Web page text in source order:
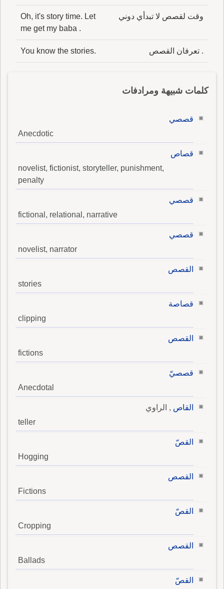
وقت لقصص لا تبدأي دوني
Oh, it's story time. Let
me get my baba .
. تعرفان القصص You know the stories.
كلمات شبيهة ومرادفات
قصصي
Anecdotic
قصاص
novelist, fictionist, storyteller, punishment,
penalty
قصصي
fictional, relational, narrative
قصصي
novelist, narrator
القصص
stories
قصاصة
clipping
القصص
fictions
قصصيّ
Anecdotal
القاص , الراوي
teller
القصّ
Hogging
القصص
Fictions
القصّ
Cropping
القصص
Ballads
القصّ